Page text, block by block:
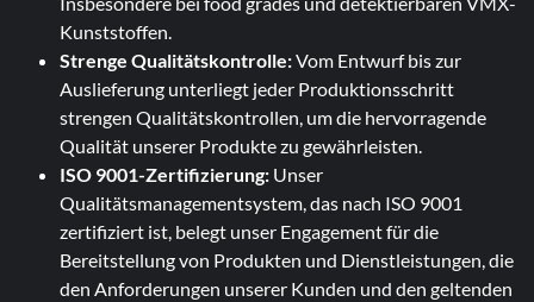
Kunststoffen.
Strenge Qualitätskontrolle:Vom Entwurf bis zur
Auslieferung unterliegt jeder Produktionsschritt
strengen Qualitätskontrollen, um die hervorragende
Qualität unserer Produkte zu gewährleisten.
ISO 9001-Zertifizierung: Unser
Qualitätsmanagementsystem, das nach ISO 9001
zertifiziert ist, belegt unser Engagement für die
Bereitstellung von Produkten und Dienstleistungen, die
den Anforderungen unserer Kunden und den geltenden